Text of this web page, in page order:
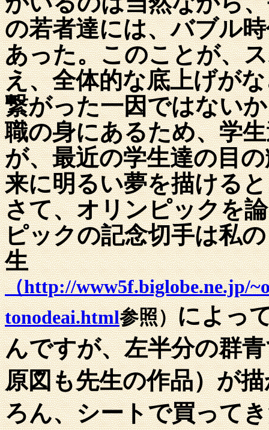
の若者達には、バブル
あった。このことが、
え、全体的な底上げが
繋がった一因ではない
職の身にあるため、学
が、最近の学生達の目
来に明るい夢を描ける
さて、オリンピックを
ピックの記念切手は私
生
（http://www5f.biglobe.ne.jp/
tonodeai.html参照）によっ
んですが、左半分の群
原図も先生の作品）が
ろん、シートで買って